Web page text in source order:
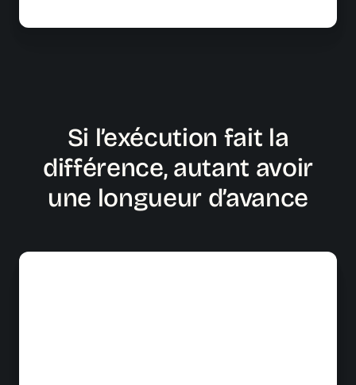
Si l’exécution fait la
différence, autant avoir
une longueur d’avance